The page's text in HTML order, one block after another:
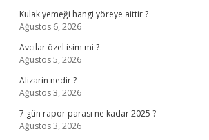
Kulak yemeği hangi yöreye aittir ?
Ağustos 6, 2026
Avcılar özel isim mi ?
Ağustos 5, 2026
Alizarin nedir ?
Ağustos 3, 2026
7 gün rapor parası ne kadar 2025 ?
Ağustos 3, 2026